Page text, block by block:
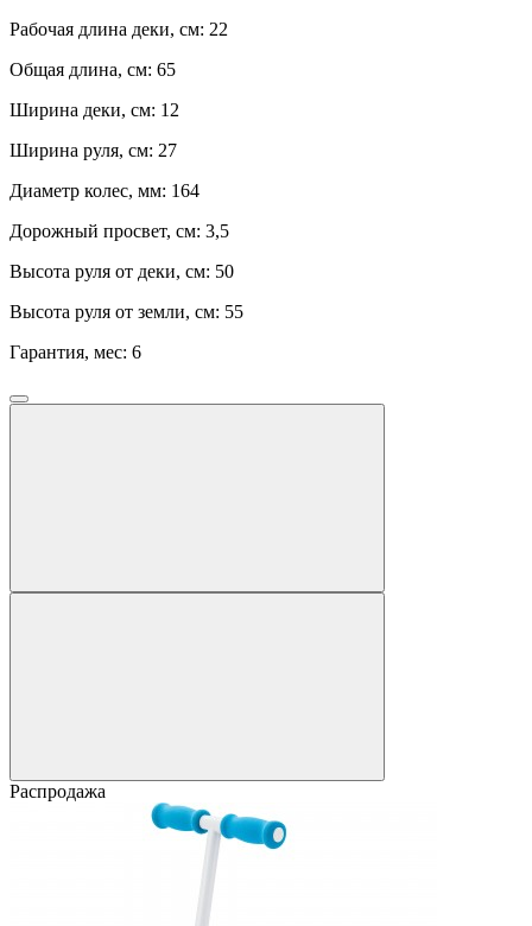
Рабочая длина деки, см: 22
Общая длина, см: 65
Ширина деки, см: 12
Ширина руля, см: 27
Диаметр колес, мм: 164
Дорожный просвет, см: 3,5
Высота руля от деки, см: 50
Высота руля от земли, см: 55
Гарантия, мес: 6
Распродажа